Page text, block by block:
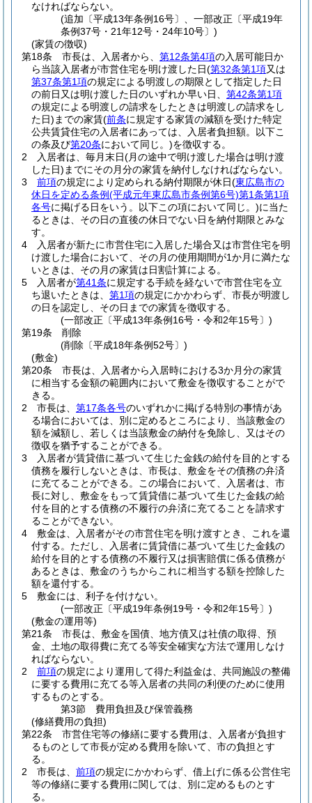
なければならない。
(追加〔平成13年条例16号〕、一部改正〔平成19年
条例37号・21年12号・24年10号〕)
(家賃の徴収)
第18条
市長は、入居者から、 第12条第4項の入居可能日か
ら当該入居者が市営住宅を明け渡した日(第32条第1項又は
第37条第1項の規定による明渡しの期限として指定した日
の前日又は明け渡した日のいずれか早い日、 第42条第1項
の規定による明渡しの請求をしたときは明渡しの請求をし
た日) までの家賃(前条に規定する家賃の減額を受けた特定
公共賃貸住宅の入居者にあっては、入居者負担額。以下こ
の条及び第20条において同じ。)を徴収する。
2
入居者は、毎月末日(月の途中で明け渡した場合は明け渡
した日) までにその月分の家賃を納付しなければならない。
3
前項の規定により定められる納付期限が休日(東広島市の
休日を定める条例(平成元年東広島市条例第6号)第1条第1項
各号に掲げる日をいう。以下この項において同じ。)に当た
るときは、その日の直後の休日でない日を納付期限とみな
す。
4
入居者が新たに市営住宅に入居した場合又は市営住宅を明
け渡した場合において、その月の使用期間が1か月に満たな
いときは、その月の家賃は日割計算による。
5
入居者が第41条に規定する手続を経ないで市営住宅を立
ち退いたときは、 第1項の規定にかかわらず、市長が明渡し
の日を認定し、その日までの家賃を徴収する。
(一部改正〔平成13年条例16号・令和2年15号〕)
第19条
削除
(削除〔平成18年条例52号〕)
(敷金)
第20条
市長は、入居者から入居時における3か月分の家賃
に相当する金額の範囲内において敷金を徴収することがで
きる。
2
市長は、 第17条各号のいずれかに掲げる特別の事情があ
る場合においては、別に定めるところにより、当該敷金の
額を減額し、若しくは当該敷金の納付を免除し、又はその
徴収を猶予することができる。
3
入居者が賃貸借に基づいて生じた金銭の給付を目的とする
債務を履行しないときは、市長は、敷金をその債務の弁済
に充てることができる。
この場合において、入居者は、市
長に対し、敷金をもって賃貸借に基づいて生じた金銭の給
付を目的とする債務の不履行の弁済に充てることを請求す
ることができない。
4
敷金は、入居者がその市営住宅を明け渡すとき、これを還
付する。 ただし、入居者に賃貸借に基づいて生じた金銭の
給付を目的とする債務の不履行又は損害賠償に係る債務が
あるときは、敷金のうちからこれに相当する額を控除した
額を還付する。
5
敷金には、利子を付けない。
(一部改正〔平成19年条例19号・令和2年15号〕)
(敷金の運用等)
第21条
市長は、敷金を国債、地方債又は社債の取得、預
金、土地の取得費に充てる等安全確実な方法で運用しなけ
ればならない。
2
前項の規定により運用して得た利益金は、共同施設の整備
に要する費用に充てる等入居者の共同の利便のために使用
するものとする。
第3節
費用負担及び保管義務
(修繕費用の負担)
第22条
市営住宅等の修繕に要する費用は、入居者が負担す
るものとして市長が定める費用を除いて、市の負担とす
る。
2
市長は、 前項の規定にかかわらず、借上げに係る公営住宅
等の修繕に要する費用に関しては、別に定めるものとす
る。